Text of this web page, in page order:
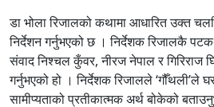
डा भोला रिजालको कथामा आधारित उक्त
निर्देशन गर्नुभएको छ । निर्देशक रिजालकै
संवाद निश्चल कुँवर, नीरज नेपाल र गिरिराज
गर्नुभएको हो । निर्देशक रिजालले ‘गौँथली’ले
सामीप्यताको प्रतीकात्मक अर्थ बोकेको